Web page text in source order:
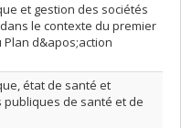
et gestion des sociétés
le contexte du premier
d&apos;action
état de santé et
de santé et de